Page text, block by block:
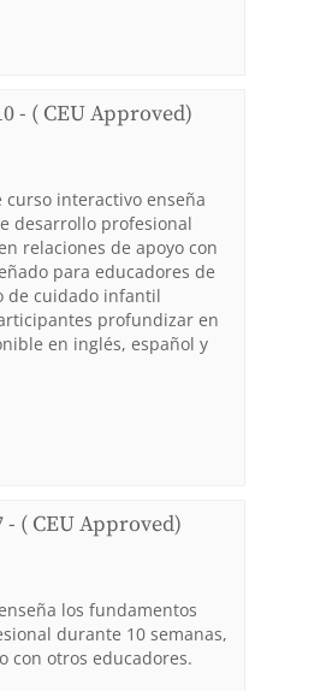
- ( CEU Approved)
interactivo enseña
desarrollo profesional
relaciones de apoyo con
para educadores de
de cuidado infantil
profundizar en
en inglés, español y
( CEU Approved)
los fundamentos
durante 10 semanas,
con otros educadores.